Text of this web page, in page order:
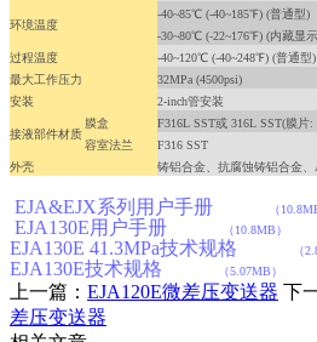
环境温度
-40~85℃ (-40~185℉) (普通型)
-30~80℃ (-22~176℉) (内藏显
过程温度
-40~120℃ (-40~248℉) (普通型)
最大工作压力
32MPa (4500psi)
安装
2-inch管安装
接液部件材质
膜盒
F316L SST或 316L SST(膜片
容室法兰
F316 SST
外壳
铸铝合金、抗腐蚀铸铝合金
EJA&EJX系列用户手册 （
EJA130E用户手册 （10.8MB）
EJA130E 41.3MPa技术规格 （
EJA130E技术规格 （5.07MB）
上一篇： EJA120E微差压变送器 下
差压变送器